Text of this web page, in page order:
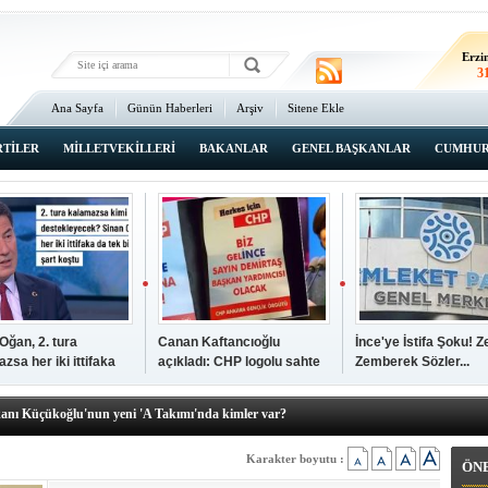
Ana Sayfa Günün Haberleri Arşiv Sitene Ekle
MİLLETVEKİLLERİ BAKANLAR GENEL BAŞKANLAR
2. tura
her iki ittifaka
şartını sundu
Canan Kaftancıoğlu
açıkladı: CHP logolu sahte
broşürleri AKP'liler
bastırmış
İnce'ye İstifa Şoku!
Zemberek Sözler...
Ali Öğdük, mazbatasını aldı…
Küçükoğlu'nun yeni 'A Takımı'nda kimler var?
Tarihi günde, tarihi açılış
Zafer Tarıkdaroğlu, oyunu memleketinde kullandı
Karakter boyutu :